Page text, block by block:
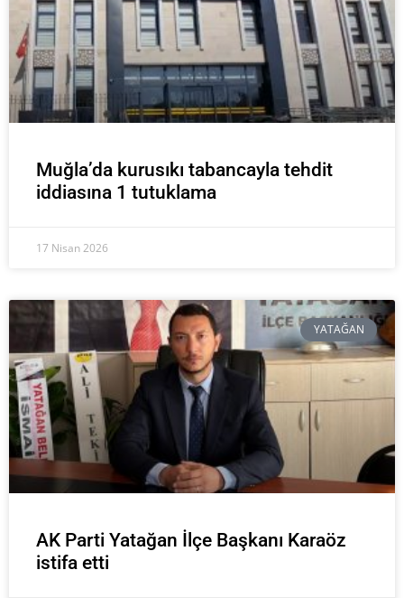
Muğla’da kurusıkı tabancayla tehdit
iddiasına 1 tutuklama
17 Nisan 2026
YATAĞAN
AK Parti Yatağan İlçe Başkanı Karaöz
istifa etti